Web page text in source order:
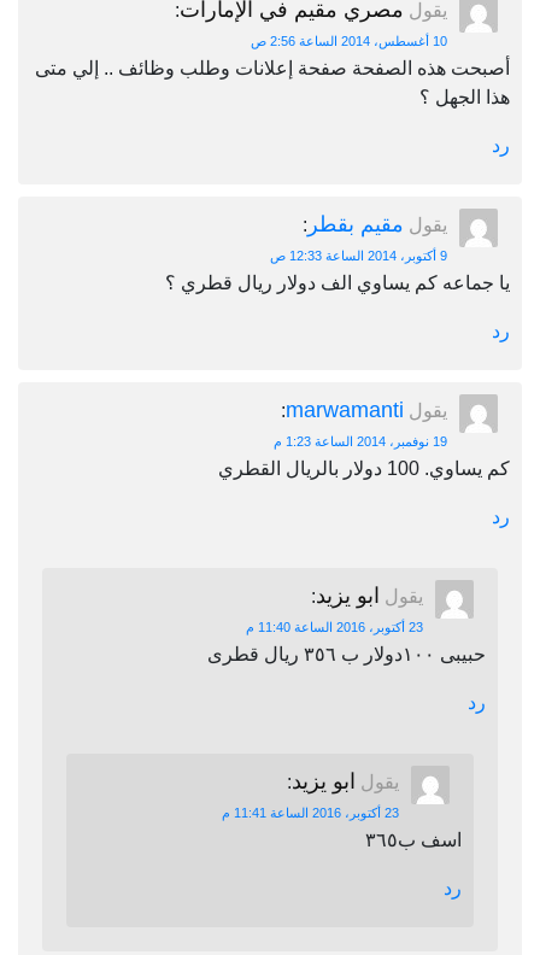
يقول مصري مقيم في الإمارات:
10 أغسطس، 2014 الساعة 2:56 ص
أصبحت هذه الصفحة صفحة إعلانات وطلب وظائف .. إلي متى
هذا الجهل ؟
رد
يقول مقيم بقطر :
9 أكتوبر، 2014 الساعة 12:33 ص
يا جماعه كم يساوي الف دولار ريال قطري ؟
رد
يقول marwamanti
:
19 نوفمبر، 2014 الساعة 1:23 م
كم يساوي. 100 دولار بالريال القطري
رد
يقول ابو يزيد:
23 أكتوبر، 2016 الساعة 11:40 م
حبيبى ١٠٠دولار ب ٣٥٦ ريال قطرى
رد
يقول ابو يزيد:
23 أكتوبر، 2016 الساعة 11:41 م
اسف ب٣٦٥
رد